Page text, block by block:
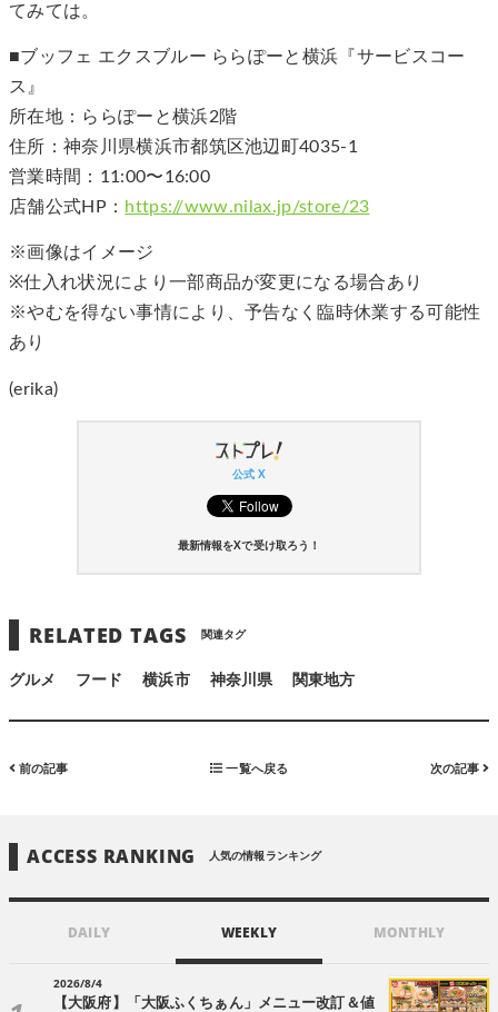
てみては。
■ブッフェ エクスブルー ららぽーと横浜『サービスコー
ス』
所在地：ららぽーと横浜2階
住所：神奈川県横浜市都筑区池辺町4035-1
営業時間：11:00〜16:00
店舗公式HP： https://www.nilax.jp/store/23
※画像はイメージ
※仕入れ状況により一部商品が変更になる場合あり
※やむを得ない事情により、予告なく臨時休業する可能性
あり
(erika)
公式 X
最新情報をXで受け取ろう！
RELATED TAGS 関連タグ
グルメ フード 横浜市 神奈川県 関東地方
前の記事 一覧へ戻る 次の記事
ACCESS RANKING 人気の情報ランキング
DAILY WEEKLY MONTHLY
2026/8/4
【大阪府】「大阪ふくちぁん」メニュー改訂＆値